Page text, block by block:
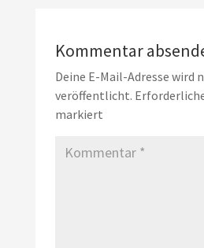
Kommentar
Deine E-Mail-Adresse wird
veröffentlicht.
markiert